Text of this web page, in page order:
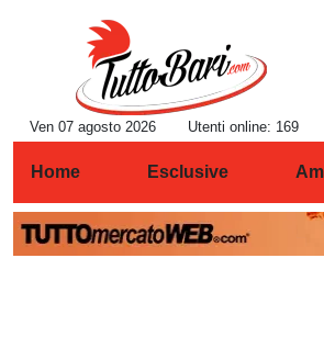
Ven 07 agosto 2026 Utenti online: 169
Home Esclusive